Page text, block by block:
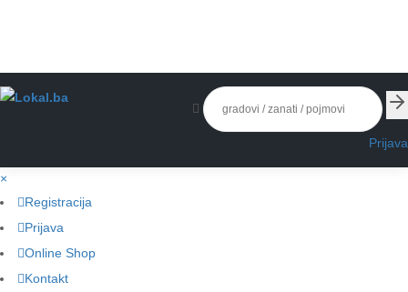
Prijava
×
Registracija
Prijava
Online Shop
Kontakt